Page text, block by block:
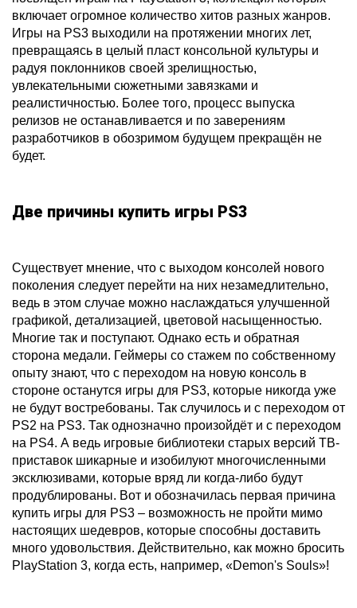
включает огромное количество хитов разных жанров.
Игры на PS3 выходили на протяжении многих лет,
превращаясь в целый пласт консольной культуры и
радуя поклонников своей зрелищностью,
увлекательными сюжетными завязками и
реалистичностью. Более того, процесс выпуска
релизов не останавливается и по заверениям
разработчиков в обозримом будущем прекращён не
будет.
Две причины купить игры PS3
Существует мнение, что с выходом консолей нового
поколения следует перейти на них незамедлительно,
ведь в этом случае можно наслаждаться улучшенной
графикой, детализацией, цветовой насыщенностью.
Многие так и поступают. Однако есть и обратная
сторона медали. Геймеры со стажем по собственному
опыту знают, что с переходом на новую консоль в
стороне останутся игры для PS3, которые никогда уже
не будут востребованы. Так случилось и с переходом от
PS2 на PS3. Так однозначно произойдёт и с переходом
на PS4. А ведь игровые библиотеки старых версий ТВ-
приставок шикарные и изобилуют многочисленными
эксклюзивами, которые вряд ли когда-либо будут
продублированы. Вот и обозначилась первая причина
купить игры для PS3 – возможность не пройти мимо
настоящих шедевров, которые способны доставить
много удовольствия. Действительно, как можно бросить
PlayStation 3, когда есть, например, «Demon's Souls»!